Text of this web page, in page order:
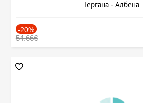
Гергана - Албена
-20%
54.66€